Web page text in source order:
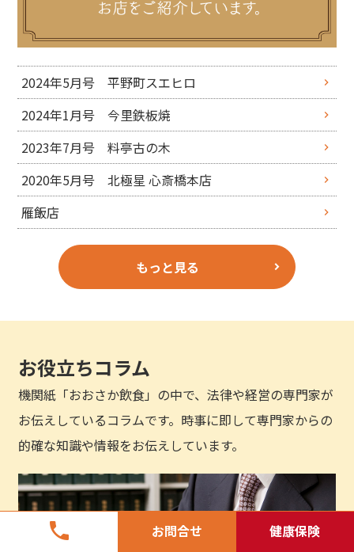
phone お問合せ 健康保険
2024年5月号 平野町スエヒロ
2024年1月号 今里鉄板焼
2023年7月号 料亭古の木
2020年5月号 北極星 心斎橋本店
雁飯店
もっと見る
お役立ちコラム
機関紙「おおさか飲食」の中で、法律や経営の専門家が
お伝えしているコラムです。時事に即して専門家からの
的確な知識や情報をお伝えしています。